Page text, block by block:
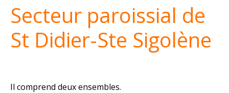
Secteur paroissial de
St Didier-Ste Sigolène
Il comprend deux ensembles.